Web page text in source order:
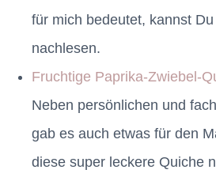
für mich bedeutet, kannst
nachlesen.
Fruchtige Paprika-Zwiebel-
Neben persönlichen und
gab es auch etwas für den
diese super leckere Quiche